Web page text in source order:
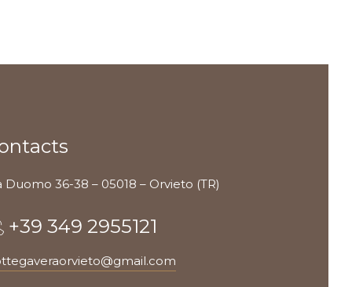
Duomo 36-38 – 05018 – Orvieto (TR)
+39 349 2955121